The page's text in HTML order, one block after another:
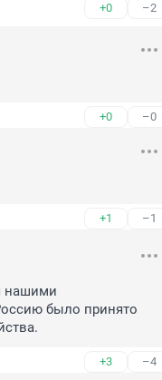
+0 –2
+0 –0
+1 –1
нашими
было принято
+3 –4